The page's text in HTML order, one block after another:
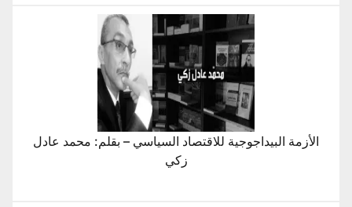
الأزمة البيداجوجية للاقتصاد السياسي – بقلم: محمد عادل
زكي